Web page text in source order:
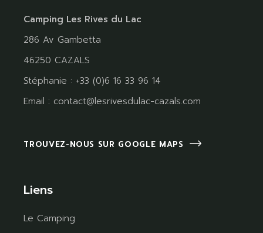
Camping Les Rives du Lac
286 Av Gambetta
46250 CAZALS
Stéphanie : +33 (0)6 16 33 96 14
Email : contact@lesrivesdulac-cazals.com
TROUVEZ-NOUS SUR GOOGLE MAPS
Liens
Le Camping